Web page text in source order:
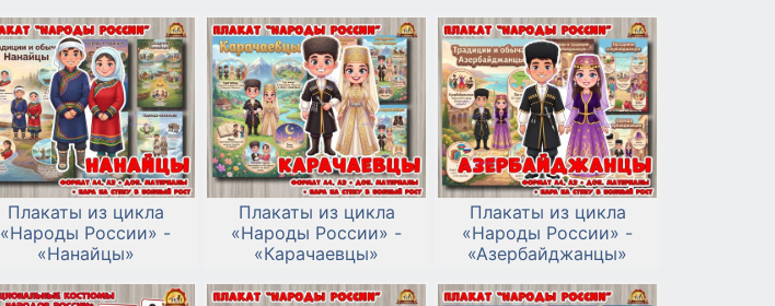
Плакаты из цикла
«Народы России» -
«Нанайцы»
Плакаты из цикла
«Народы России» -
«Карачаевцы»
Плакаты из цикла
«Народы России» -
«Азербайджанцы»